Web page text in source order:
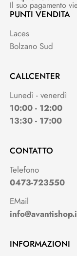
Il suo pagamento
PUNTI VENDITA
Laces
Bolzano Sud
CALLCENTER
Lunedì - venerdì
10:00 - 12:00
13:30 - 17:00
CONTATTO
Telefono
0473-723550
EMail
INFORMAZIONI